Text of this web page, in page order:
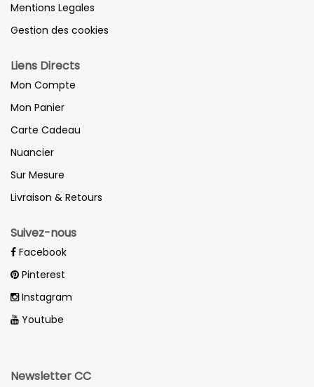
Mentions Legales
Gestion des cookies
Liens Directs
Mon Compte
Mon Panier
Carte Cadeau
Nuancier
Sur Mesure
Livraison & Retours
Suivez-nous
Facebook
Pinterest
Instagram
Youtube
Newsletter CC